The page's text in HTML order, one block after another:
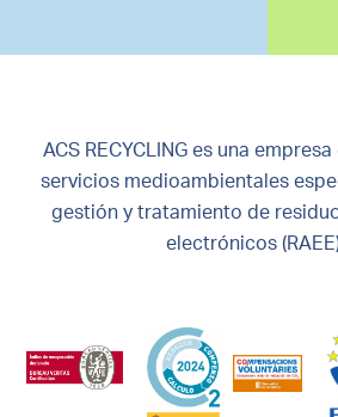
ACS RECYCLING es una
servicios medioambientales
gestión y tratamiento de
electrónicos